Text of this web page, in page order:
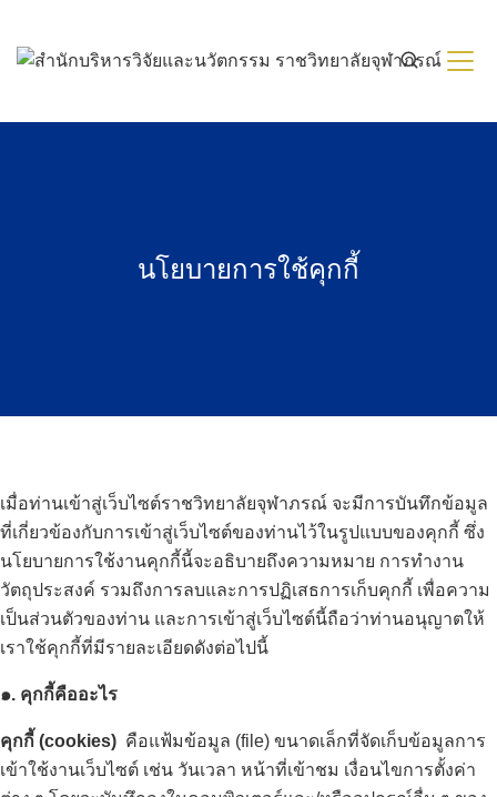
content
TH
นโยบายการใช้คุกกี้
เมื่อท่านเข้าสู่เว็บไซต์ราชวิทยาลัยจุฬาภรณ์ จะมีการบันทึกข้อมูล
ที่เกี่ยวข้องกับการเข้าสู่เว็บไซต์ของท่านไว้ในรูปแบบของคุกกี้ ซึ่ง
นโยบายการใช้งานคุกกี้นี้จะอธิบายถึงความหมาย การทำงาน
วัตถุประสงค์ รวมถึงการลบและการปฏิเสธการเก็บคุกกี้ เพื่อความ
เป็นส่วนตัวของท่าน และการเข้าสู่เว็บไซต์นี้ถือว่าท่านอนุญาตให้
เราใช้คุกกี้ที่มีรายละเอียดดังต่อไปนี้
๑. คุกกี้คืออะไร
คุกกี้ (cookies) คือแฟ้มข้อมูล (file) ขนาดเล็กที่จัดเก็บข้อมูลการ
เข้าใช้งานเว็บไซต์ เช่น วันเวลา หน้าที่เข้าชม เงื่อนไขการตั้งค่า